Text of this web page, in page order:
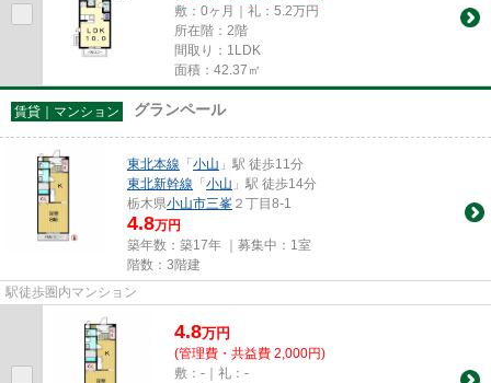
敷：0ヶ月｜礼：5.2万円
所在階：2階
間取り：1LDK
面積：42.37㎡
賃貸｜マンション グランペール
東北本線 「小山 」駅 徒歩11分
東北新幹線 「小山 」駅 徒歩14分
栃木県小山市三峯 ２丁目8-1
4.8万円
築年数：築17年 ｜募集中： 1室
階数：3階建
駅徒歩圏内マンション
4.8万円
(管理費・共益費 2,000円)
敷：-｜礼：-